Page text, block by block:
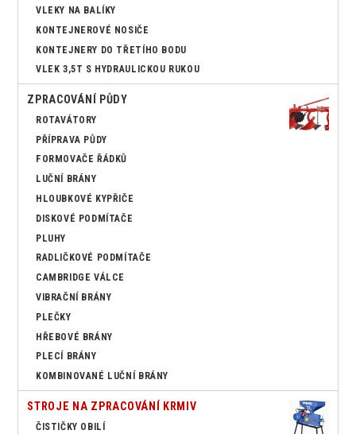
VLEKY NA BALÍKY
KONTEJNEROVÉ NOSIČE
KONTEJNERY DO TŘETÍHO BODU
VLEK 3,5T S HYDRAULICKOU RUKOU
ZPRACOVÁNÍ PŮDY
ROTAVÁTORY
PŘÍPRAVA PŮDY
FORMOVAČE ŘÁDKŮ
LUČNÍ BRÁNY
HLOUBKOVÉ KYPŘIČE
DISKOVÉ PODMÍTAČE
PLUHY
RADLIČKOVÉ PODMÍTAČE
CAMBRIDGE VÁLCE
VIBRAČNÍ BRÁNY
PLEČKY
HŘEBOVÉ BRÁNY
PLECÍ BRÁNY
KOMBINOVANÉ LUČNÍ BRÁNY
STROJE NA ZPRACOVÁNÍ KRMIV
ČISTIČKY OBILÍ